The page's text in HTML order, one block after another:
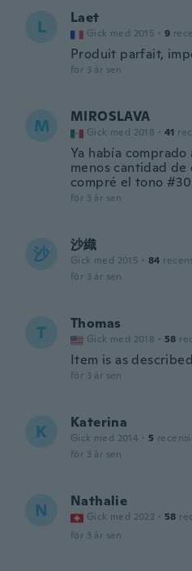
L Laet
Gick med 2015 · 9
Produit parfait,
för 3 år sen
M MIROSLAVA
Gick med 2018 · 41
Ya había
menos cantidad
compré el tono #30
för 3 år sen
沙 沙織
Gick med 2015 · 84
för 3 år sen
T Thomas
Gick med 2018 · 58
Item is as
för 3 år sen
K Katerina
Gick med 2014 · 5
för 3 år sen
N Nathalie
Gick med 2022 · 58
för 3 år sen